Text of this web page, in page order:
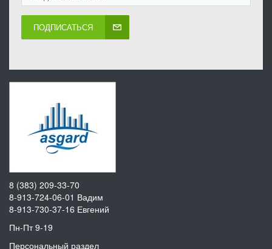
ПОДПИСАТЬСЯ
8 (383) 209-33-70
8-913-724-06-01 Вадим
8-913-730-37-16 Евгений
Пн-Пт 9-19
Персональный раздел